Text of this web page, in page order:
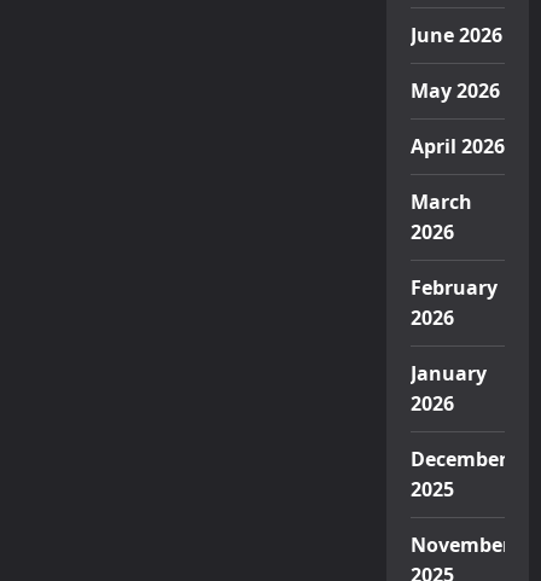
June 2026
May 2026
April 2026
March
2026
February
2026
January
2026
December
2025
November
2025